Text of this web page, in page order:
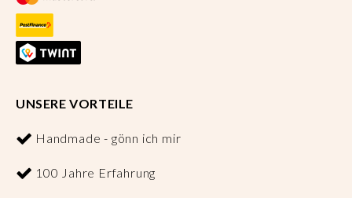
UNSERE VORTEILE
Handmade - gönn ich mir
100 Jahre Erfahrung